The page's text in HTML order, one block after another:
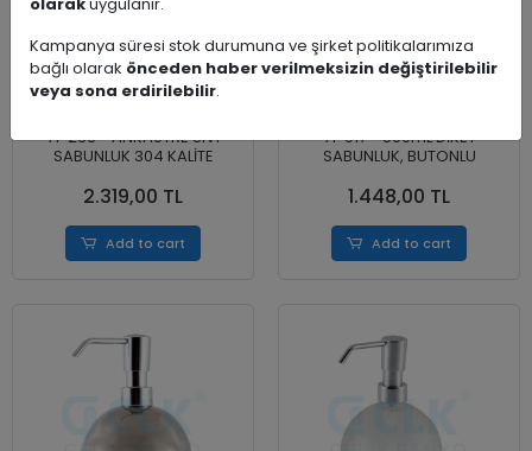
71-233 - ANKASTRE SIVI
SABUNLUK 304 KALİTE
2.319,00 TL
Add to cart
71-017 - 500mL DİKEY
SABUNLUK, BUTONLU
1.448,00 TL
Add to cart
Kampanya süresi stok durumuna ve şirket politikalarımıza
bağlı olarak önceden haber verilmeksizin değiştirilebilir
veya sona erdirilebilir.